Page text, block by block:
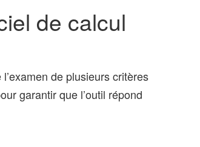
de calcul
de plusieurs critères
garantir que l’outil répond